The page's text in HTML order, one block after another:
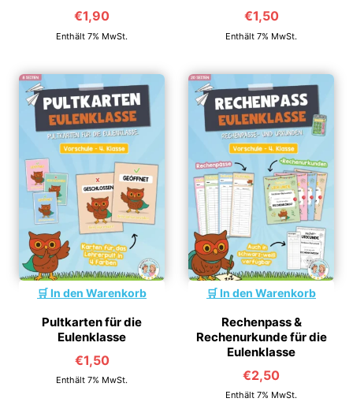
€1,90
Enthält 7% MwSt.
€1,50
Enthält 7% MwSt.
In den Warenkorb
Pultkarten für die
Eulenklasse
€1,50
Enthält 7% MwSt.
In den Warenkorb
Rechenpass &
Rechenurkunde für die
Eulenklasse
€2,50
Enthält 7% MwSt.